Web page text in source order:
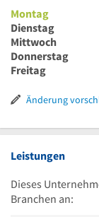
Montag
Dienstag
Mittwoch
Donnerstag
Freitag
Änderung
Leistungen
Dieses
Branchen an: